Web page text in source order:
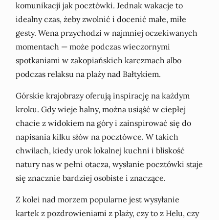
komunikacji jak pocztówki. Jednak wakacje to
idealny czas, żeby zwolnić i docenić małe, miłe
gesty. Wena przychodzi w najmniej oczekiwanych
momentach — może podczas wieczornymi
spotkaniami w zakopiańskich karczmach albo
podczas relaksu na plaży nad Bałtykiem.
Górskie krajobrazy oferują inspirację na każdym
kroku. Gdy wieje halny, można usiąść w ciepłej
chacie z widokiem na góry i zainspirować się do
napisania kilku słów na pocztówce. W takich
chwilach, kiedy urok lokalnej kuchni i bliskość
natury nas w pełni otacza, wysłanie pocztówki staje
się znacznie bardziej osobiste i znaczące.
Z kolei nad morzem popularne jest wysyłanie
kartek z pozdrowieniami z plaży, czy to z Helu, czy